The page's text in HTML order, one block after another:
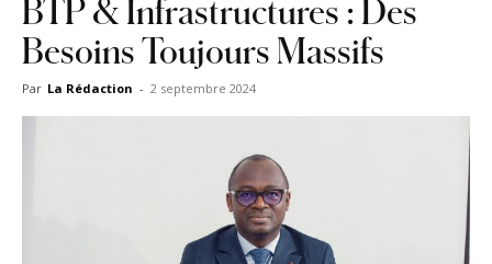
BTP & Infrastructures : Des
Besoins Toujours Massifs
Par La Rédaction - 2 septembre 2024